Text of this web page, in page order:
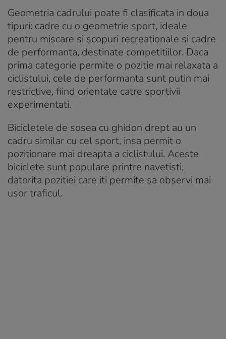
Geometria cadrului poate fi clasificata in doua
tipuri: cadre cu o geometrie sport, ideale
pentru miscare si scopuri recreationale si cadre
de performanta, destinate competitiilor. Daca
prima categorie permite o pozitie mai relaxata a
ciclistului, cele de performanta sunt putin mai
restrictive, fiind orientate catre sportivii
experimentati.
Bicicletele de sosea cu ghidon drept au un
cadru similar cu cel sport, insa permit o
pozitionare mai dreapta a ciclistului. Aceste
biciclete sunt populare printre navetisti,
datorita pozitiei care iti permite sa observi mai
usor traficul.